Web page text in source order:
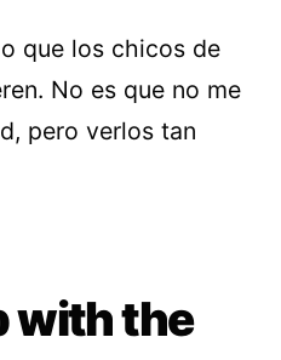
que los chicos de
No es que no me
pero verlos tan
with the